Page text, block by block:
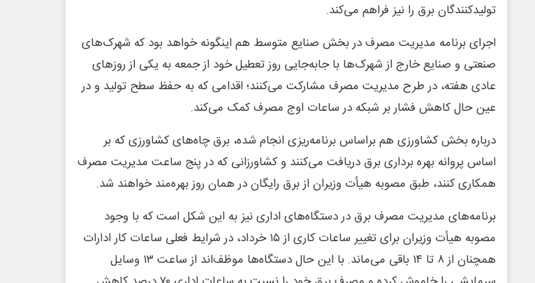
تولیدکنندگان برق را نیز فراهم می‌کند.
اجرای برنامه مدیریت مصرف در بخش صنایع متوسط هم اینگونه خواهد بود که شهرک‌های
صنعتی و صنایع خارج از شهرک‌ها با جابه‌جایی روز تعطیل خود از جمعه به یکی از روزهای
عادی هفته، در طرح مدیریت مصرف مشارکت می‌کنند؛ اقدامی که به حفظ سطح تولید و در
عین حال کاهش فشار بر شبکه در ساعات اوج مصرف کمک می‌کند.
درباره بخش کشاورزی هم براساس برنامه‌ریزی انجام شده، برق چاه‌های کشاورزی که بر
اساس پروانه بهره برداری برق دریافت می‌کنند و کشاورزانی که در پنج ساعت مدیریت مصرف
همکاری کنند، طبق مصوبه هیأت وزیران از برق رایگان در همان روز بهره‌مند خواهند شد.
برنامه‌های مدیریت مصرف برق در دستگاه‌های اداری نیز به این شکل است که با وجود
مصوبه هیأت وزیران برای تغییر ساعات کاری از ۱۵ خرداد، در شرایط فعلی ساعات کار ادارات
همچنان از ۸ تا ۱۴ باقی می‌ماند. با این حال دستگاه‌ها موظف‌اند از ساعت ۱۳ وسایل